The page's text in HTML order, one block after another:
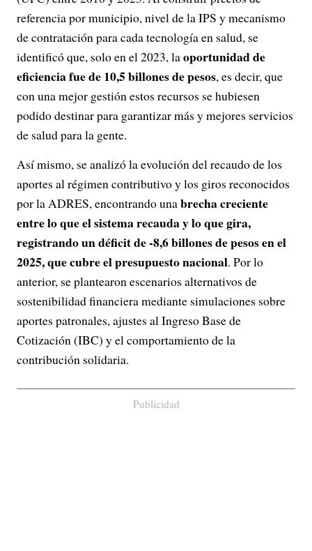
referencia por municipio, nivel de la IPS y mecanismo
de contratación para cada tecnología en salud, se
identificó que, solo en el 2023, laoportunidad de
eficiencia fue de 10,5 billones de pesos, es decir, que
con una mejor gestión estos recursos se hubiesen
podido destinar para garantizar más y mejores servicios
de salud para la gente.
Así mismo, se analizó la evolución del recaudo de los
aportes al régimen contributivo y los giros reconocidos
por la ADRES, encontrando unabrecha creciente
entre lo que el sistema recauda y lo que gira,
registrando un déficit de -8,6 billones de pesos en el
2025, que cubre el presupuesto nacional. Por lo
anterior, se plantearon escenarios alternativos de
sostenibilidad financiera mediante simulaciones sobre
aportes patronales, ajustes al Ingreso Base de
Cotización (IBC) y el comportamiento de la
contribución solidaria.
Publicidad